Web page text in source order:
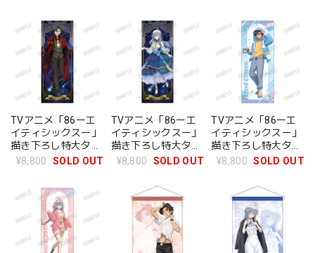
TVアニメ「86ーエ
イティシックスー」
描き下ろし特大タペ
ストリー【ドレスア
¥8,800 SOLD OUT
TVアニメ「86ーエ
イティシックスー」
描き下ろし特大タペ
ストリー【ドレスア
¥8,800 SOLD OUT
TVアニメ「86ーエ
イティシックスー」
描き下ろし特大タペ
ストリー【ルームウ
¥8,800 SOLD OUT